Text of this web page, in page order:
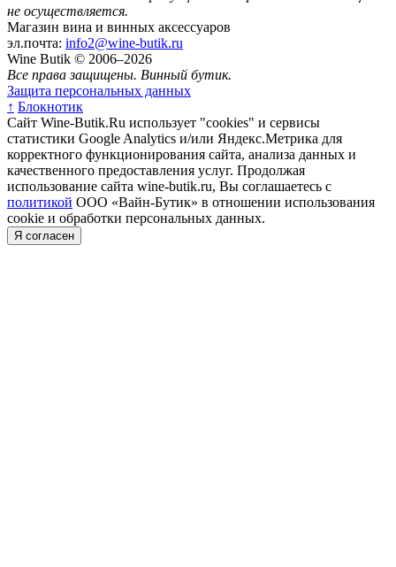
не осуществляется.
Магазин вина и винных аксессуаров
эл.почта: info2@wine-butik.ru
Wine Butik © 2006–2026
Все права защищены. Винный бутик.
Защита персональных данных
↑ Блокнотик
Сайт Wine-Butik.Ru использует "cookies" и сервисы
статистики Google Analytics и/или Яндекс.Метрика для
корректного функционирования сайта, анализа данных и
качественного предоставления услуг. Продолжая
использование сайта wine-butik.ru, Вы соглашаетесь с
политикой ООО «Вайн-Бутик» в отношении использования
cookie и обработки персональных данных.
Я согласен